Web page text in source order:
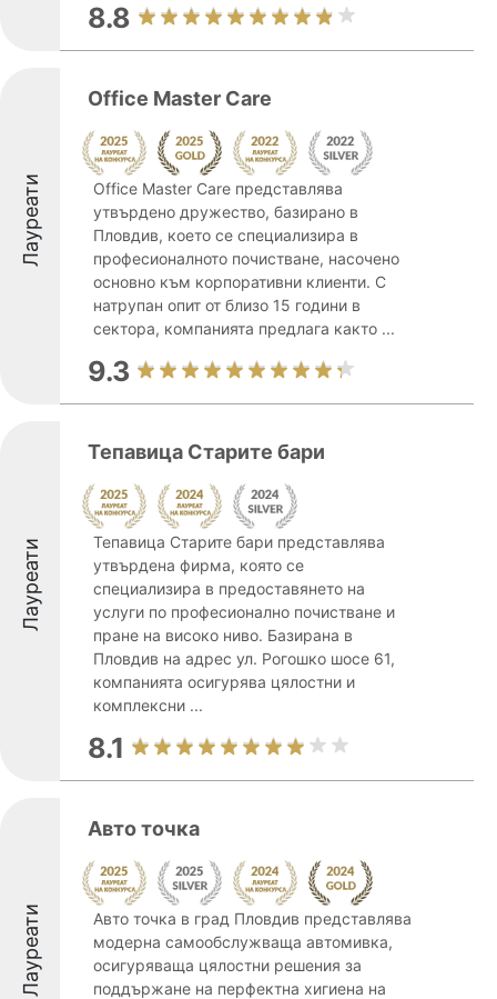
8.8
Лауреати
Office Master Care
Office Master Care представлява
утвърдено дружество, базирано в
Пловдив, което се специализира в
професионалното почистване, насочено
основно към корпоративни клиенти. С
натрупан опит от близо 15 години в
сектора, компанията предлага както ...
9.3
Лауреати
Тепавица Старите бари
Тепавица Старите бари представлява
утвърдена фирма, която се
специализира в предоставянето на
услуги по професионално почистване и
пране на високо ниво. Базирана в
Пловдив на адрес ул. Рогошко шосе 61,
компанията осигурява цялостни и
комплексни ...
8.1
Лауреати
Авто точка
Авто точка в град Пловдив представлява
модерна самообслужваща автомивка,
осигуряваща цялостни решения за
поддържане на перфектна хигиена на